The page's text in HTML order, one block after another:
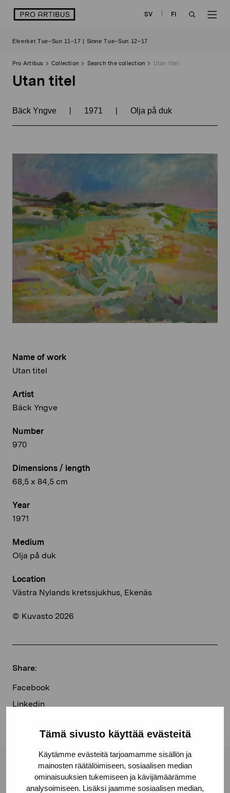
Tämä sivusto käyttää evästeitä
Käytämme evästeitä tarjoamamme sisällön ja
mainosten räätälöimiseen, sosiaalisen median
ominaisuuksien tukemiseen ja kävijämäärämme
analysoimiseen. Lisäksi jaamme sosiaalisen median,
logo SV
FI
Elverket Tue–Sun 11–17 | Sinne Tue–Sun 12–17
Pro Artibus Collection Search the collection Utan titel
Utan titel
Bäck Yngve | 1971 | Olja på duk
Name of work
Utan titel
Artist
Bäck Yngve
Number
970
Dimensions / length
68,5 x 84,5 cm
Year
1971
Medium
Olja på duk
Location
Västra Nylands kretssjukhus, Ekenäs
© Kuvasto 2026
Share:
Facebook
Linkedin
Pro Artibus Foundation